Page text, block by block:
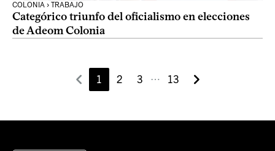
COLONIA › TRABAJO
Categórico triunfo del oficialismo en elecciones
de Adeom Colonia
1 2 3 ⋯ 13